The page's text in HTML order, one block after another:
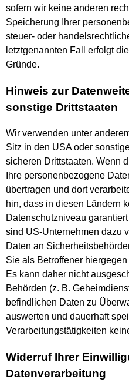
sofern wir keine anderen
Speicherung Ihrer
steuer- oder
letztgenannten Fall erfolgt
Gründe.
Hinweis zur
sonstige Drittstaaten
Wir verwenden unter
Sitz in den USA oder
sicheren Drittstaaten. Wenn
Ihre personenbezogene
übertragen und dort
hin, dass in diesen Ländern
Datenschutzniveau
sind US-Unternehmen dazu
Daten an
Sie als Betroffener
Es kann daher nicht
Behörden (z. B.
befindlichen Daten zu
auswerten und dauerhaft
Verarbeitungstätigkeiten
Widerruf Ihrer
Datenverarbeitung